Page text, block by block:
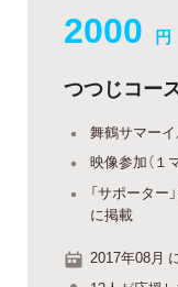
2000 円
つつじコー
舞鶴サマー
映像参加（１
「サポーター
に掲載
2017年08月